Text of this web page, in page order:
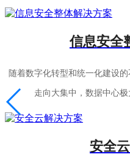
信息安全
随着数字化转型和统一化建设
走向大集中，数据中心极
安全